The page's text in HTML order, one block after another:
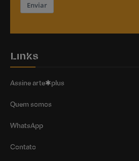
Enviar
Links
Assine arte✱plus
Quem somos
WhatsApp
Contato